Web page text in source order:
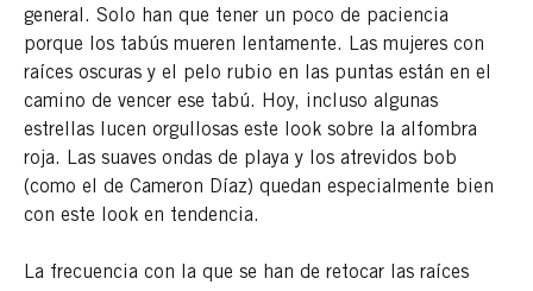
general. Solo han que tener un poco de paciencia
porque los tabús mueren lentamente. Las mujeres con
raíces oscuras y el pelo rubio en las puntas están en el
camino de vencer ese tabú. Hoy, incluso algunas
estrellas lucen orgullosas este look sobre la alfombra
roja. Las suaves ondas de playa y los atrevidos bob
(como el de Cameron Díaz) quedan especialmente bien
con este look en tendencia.
La frecuencia con la que se han de retocar las raíces